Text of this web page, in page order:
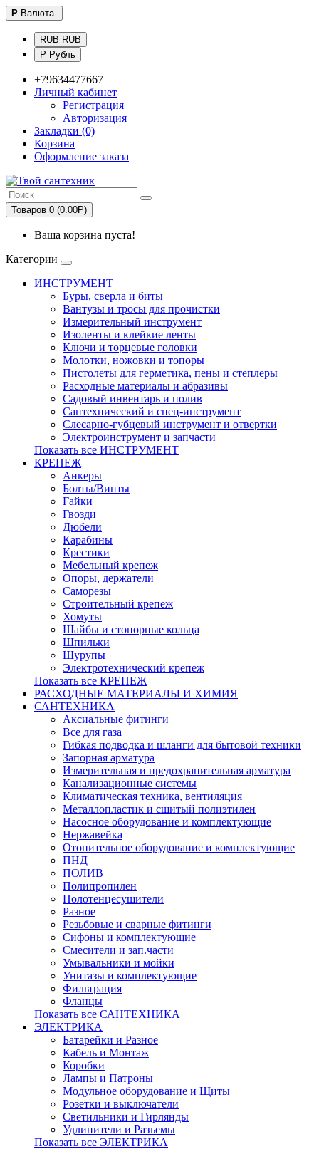
Р Валюта
RUB RUB
Р Рубль
+79634477667
Личный кабинет
Регистрация
Авторизация
Закладки (0)
Корзина
Оформление заказа
Товаров 0 (0.00Р)
Ваша корзина пуста!
Категории
ИНСТРУМЕНТ
Буры, сверла и биты
Вантузы и тросы для прочистки
Измерительный инструмент
Изоленты и клейкие ленты
Ключи и торцевые головки
Молотки, ножовки и топоры
Пистолеты для герметика, пены и степлеры
Расходные материалы и абразивы
Садовый инвентарь и полив
Сантехнический и спец-инструмент
Слесарно-губцевый инструмент и отвертки
Электроинструмент и запчасти
Показать все ИНСТРУМЕНТ
КРЕПЕЖ
Анкеры
Болты/Винты
Гайки
Гвозди
Дюбели
Карабины
Крестики
Мебельный крепеж
Опоры, держатели
Саморезы
Строительный крепеж
Хомуты
Шайбы и стопорные кольца
Шпильки
Шурупы
Электротехнический крепеж
Показать все КРЕПЕЖ
РАСХОДНЫЕ МАТЕРИАЛЫ И ХИМИЯ
САНТЕХНИКА
Аксиальные фитинги
Все для газа
Гибкая подводка и шланги для бытовой техники
Запорная арматура
Измерительная и предохранительная арматура
Канализационные системы
Климатическая техника, вентиляция
Металлопластик и сшитый полиэтилен
Насосное оборудование и комплектующие
Нержавейка
Отопительное оборудование и комплектующие
ПНД
ПОЛИВ
Полипропилен
Полотенцесушители
Разное
Резьбовые и сварные фитинги
Сифоны и комплектующие
Смесители и зап.части
Умывальники и мойки
Унитазы и комплектующие
Фильтрация
Фланцы
Показать все САНТЕХНИКА
ЭЛЕКТРИКА
Батарейки и Разное
Кабель и Монтаж
Коробки
Лампы и Патроны
Модульное оборудование и Щиты
Розетки и выключатели
Светильники и Гирлянды
Удлинители и Разъемы
Показать все ЭЛЕКТРИКА